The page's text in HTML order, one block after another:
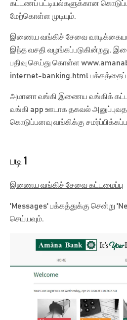
கட்டணப் பட்டியல்களுக்கான
மேற்கொள்ள முடியும்.
இணைய வங்கிச் சேவை
இந்த வசதி வழங்கப்படுகின்றது.
பதிவு செய்து கொள்ள
internet-banking.html பக்கத்தைப்
அமானா வங்கி இணைய வங்கிக்
வங்கி app ஊடாக தகவல்
கொடுப்பனவு வங்கிக்கு
படி 1
இணைய வங்கிச் சேவை கட்டமைப்பு
'Messages' பக்கத்துக்கு சென்று
செய்யவும்.